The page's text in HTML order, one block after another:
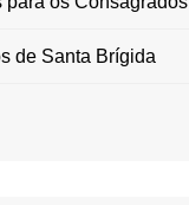
de Santa Brígida